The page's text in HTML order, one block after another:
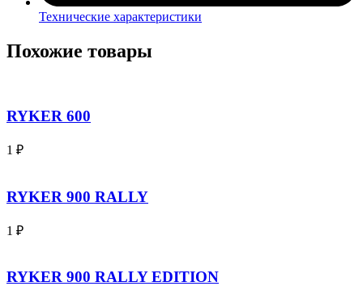
Технические характеристики
Похожие товары
RYKER 600
1 ₽
RYKER 900 RALLY
1 ₽
RYKER 900 RALLY EDITION